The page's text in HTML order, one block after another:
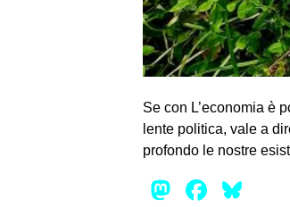
Se con L’economia è
lente politica, vale a
profondo le nostre
Mastodon